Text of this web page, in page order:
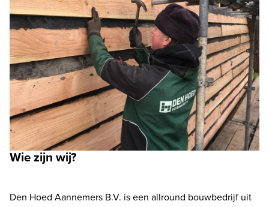
Wie zijn wij?
Den Hoed Aannemers B.V. is een allround bouwbedrijf uit